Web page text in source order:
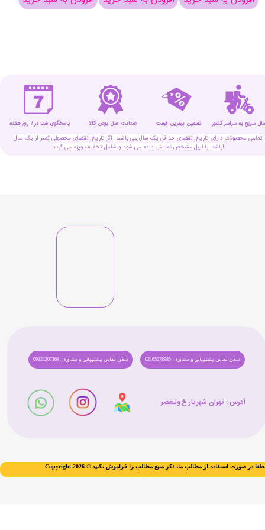
تمامی محصولات دارای تاریخ انقضای حداقل یک سال می باشند. اگر تاریخ انقضای محصولی کمتر از یک سال
باشد، با لیبل مشخص نمایش داده می شود و شامل تخفیف ویژه می گردد!
ضمانت اصل بودن کالا تضمین بهترین قیمت پاسخگوی شما در 7 روز هفته سریع به سراسر کشور
تلفن تماس پشتیبانی و مشاوره : 09123207268 تلفن تماس پشتیبانی و مشاوره : 02165278985
آدرس : تهران شهریار خ ولیعصر​​​​​​​